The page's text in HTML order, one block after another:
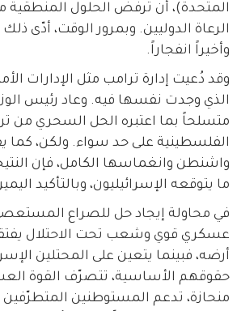
المتحدة)، أن ترفض الحلول المنطقية
الرعاة الدوليين. وبمرور الوقت، أدّى
وأخيراً انفجاراً.
وقد دُعيت إدارة ترامب مثل الإدارات
الذي وجدت نفسها فيه. وعاد رئيس
متسلحاً بما اعتبره الحل السحري من
الفلسطينية على حد سواء. ولكن، كما
واشنطن وانغماسها الكامل، فإن
ما يتوقعه الإسرائيليون، وبالتأكيد
في محاولة إيجاد حل للصراع
عسكري قوي وشعب تحت الاحتلال
أرضه، فبينما يتعين على المحتلين
حقوقهم الأساسية، تتصرّف القوة
منحازة، تدعم المستوطنين